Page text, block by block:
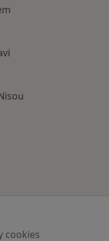
cookies